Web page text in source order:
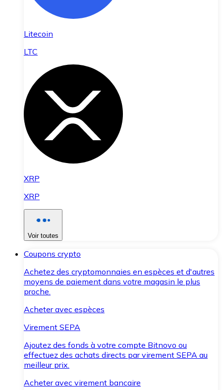
Litecoin
LTC
XRP
XRP
Voir toutes
Coupons crypto
Achetez des cryptomonnaies en espèces et d'autres
moyens de paiement dans votre magasin le plus
proche.
Acheter avec espèces
Virement SEPA
Ajoutez des fonds à votre compte Bitnovo ou
effectuez des achats directs par virement SEPA au
meilleur prix.
Acheter avec virement bancaire